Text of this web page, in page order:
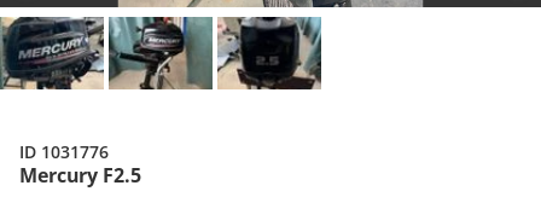
Mercury F2.5
ID 1031776